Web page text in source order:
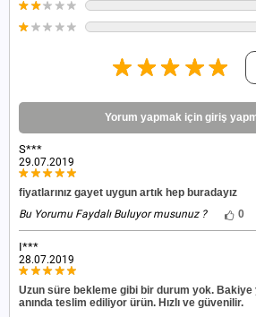
Yorum yapmak için giriş
S***
29.07.2019
fiyatlarınız gayet uygun artık hep buradayız
Bu Yorumu Faydalı Buluyor musunuz ?
0
I***
28.07.2019
Uzun süre bekleme gibi bir durum yok. Bakiye
anında teslim ediliyor ürün. Hızlı ve güvenilir.